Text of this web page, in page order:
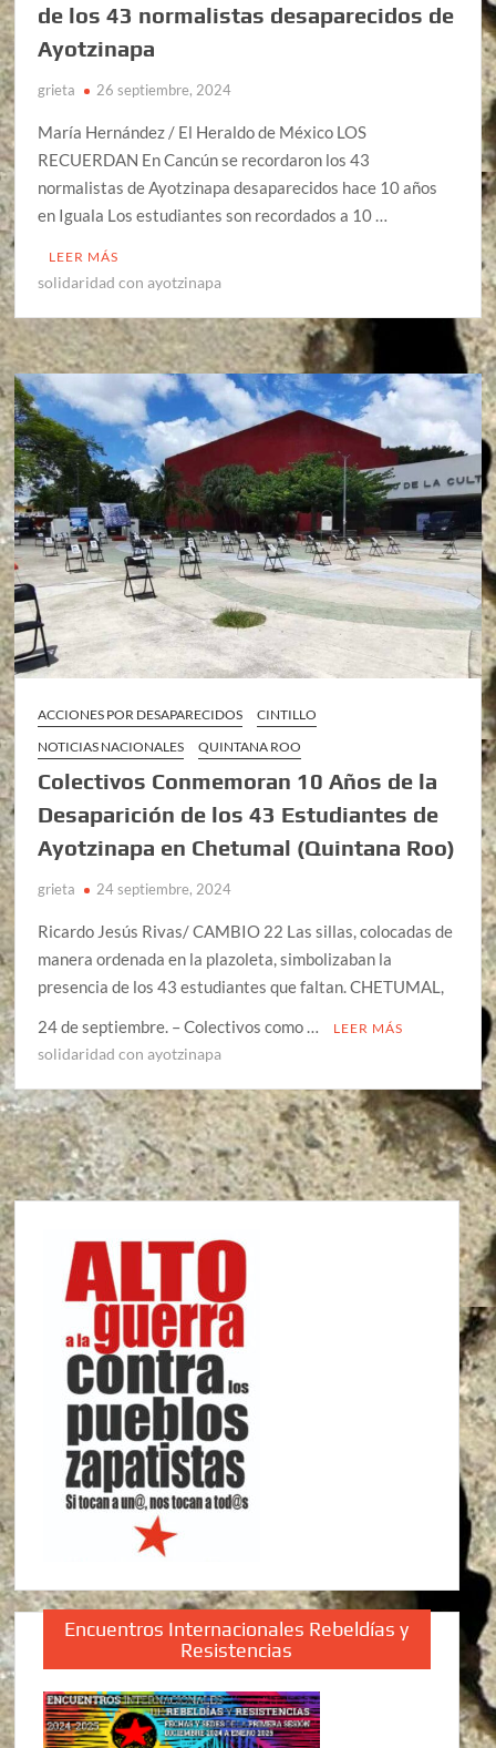
de los 43 normalistas desaparecidos de
Ayotzinapa
grieta 26 septiembre, 2024
María Hernández / El Heraldo de México LOS
RECUERDAN En Cancún se recordaron los 43
normalistas de Ayotzinapa desaparecidos hace 10 años
en Iguala Los estudiantes son recordados a 10 …
LEER MÁS
solidaridad con ayotzinapa
ACCIONES POR DESAPARECIDOS
CINTILLO
NOTICIAS NACIONALES
QUINTANA ROO
Colectivos Conmemoran 10 Años de la
Desaparición de los 43 Estudiantes de
Ayotzinapa en Chetumal (Quintana Roo)
grieta 24 septiembre, 2024
Ricardo Jesús Rivas/ CAMBIO 22 Las sillas, colocadas de
manera ordenada en la plazoleta, simbolizaban la
presencia de los 43 estudiantes que faltan. CHETUMAL,
24 de septiembre. – Colectivos como …
LEER MÁS
solidaridad con ayotzinapa
Encuentros Internacionales Rebeldías y
Resistencias